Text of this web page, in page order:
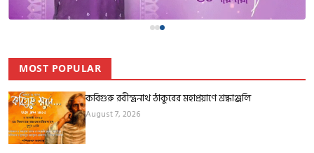
MOST POPULAR
কবিগুরু রবীন্দ্রনাথ ঠাকুরের মহাপ্রয়াণে শ্রদ্ধাঞ্জলি
August 7, 2026